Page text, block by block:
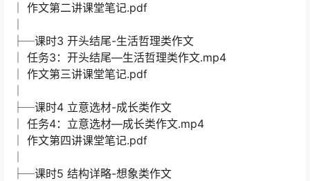
│ 作文第二讲课堂笔记.pdf
├─课时3 开头结尾-生活哲理类作文
│ 任务3：开头结尾—生活哲理类作文.mp4
│ 作文第三讲课堂笔记.pdf
├─课时4 立意选材-成长类作文
│ 任务4：立意选材—成长类作文.mp4
│ 作文第四讲课堂笔记.pdf
├─课时5 结构详略-想象类作文